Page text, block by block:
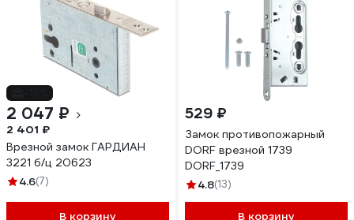
2 047 ₽
2 401 ₽
Врезной замок ГАРДИАН
3221 б/ц 20623
4.6(7)
В корзину
529 ₽
Замок противопожарный
DORF врезной 1739
DORF_1739
4.8(13)
В корзину